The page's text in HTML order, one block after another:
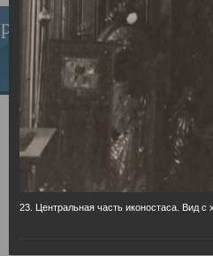
23. Центральная часть иконостаса. Вид с